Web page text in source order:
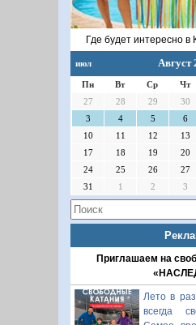
Где будет интересно
июл Август
Пн Вт Ср Чт
27
28 29 30
3
4 5 6
10
11 12 13
17
18 19 20
24
25 26 27
31
1 2 3
Приглашаем на
Лето в
всегда